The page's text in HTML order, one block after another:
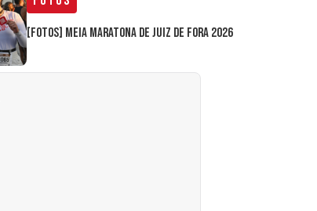
[FOTOS] Meia Maratona de Juiz de Fora 2026